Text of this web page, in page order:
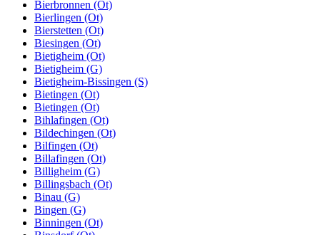
Bierbronnen (Ot)
Bierlingen (Ot)
Bierstetten (Ot)
Biesingen (Ot)
Bietigheim (Ot)
Bietigheim (G)
Bietigheim-Bissingen (S)
Bietingen (Ot)
Bietingen (Ot)
Bihlafingen (Ot)
Bildechingen (Ot)
Bilfingen (Ot)
Billafingen (Ot)
Billigheim (G)
Billingsbach (Ot)
Binau (G)
Bingen (G)
Binningen (Ot)